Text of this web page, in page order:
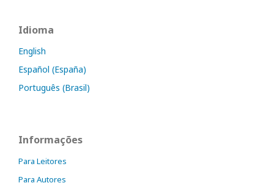
Idioma
English
Español (España)
Português (Brasil)
Informações
Para Leitores
Para Autores